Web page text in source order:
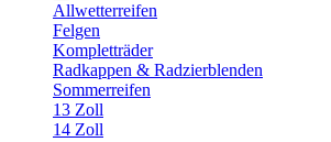
Allwetterreifen
Felgen
Kompletträder
Radkappen & Radzierblenden
Sommerreifen
13 Zoll
14 Zoll